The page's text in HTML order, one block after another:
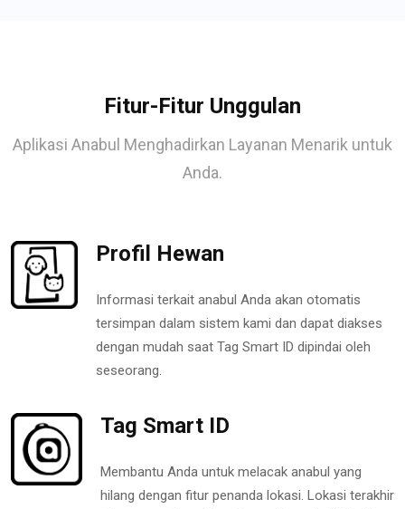
Fitur-Fitur Unggulan
Aplikasi Anabul Menghadirkan Layanan Menarik untuk
Anda.
Profil Hewan
Informasi terkait anabul Anda akan otomatis
tersimpan dalam sistem kami dan dapat diakses
dengan mudah saat Tag Smart ID dipindai oleh
seseorang.
Tag Smart ID
Membantu Anda untuk melacak anabul yang
hilang dengan fitur penanda lokasi. Lokasi terakhir